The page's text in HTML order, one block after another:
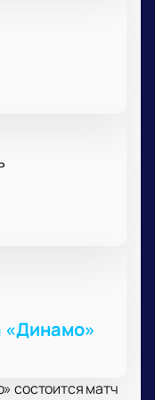
«Динамо»
состоится матч